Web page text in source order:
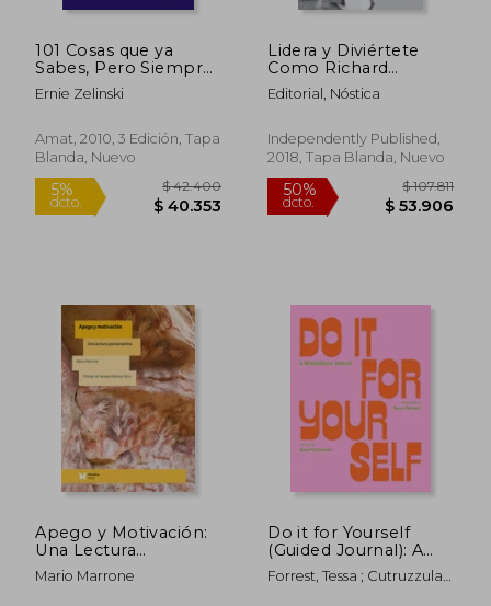
50%
dcto.
$ 134.330
$ 67.165
50%
dcto.
101 Cosas que ya
Sabes, Pero Siempre
Olvidas: El Arte de
Vivir en un Mundo
Ernie Zelinski
Amat, 2010, 3 Edición, Tapa
Blanda, Nuevo
Lidera y Diviértete
Como Richard
Branson: El Secreto
de las Empresas
Editorial, Nóstica
Independently Published,
2018, Tapa Blanda, Nuevo
Apego y Motivación:
Una Lectura
Psicoanalítica
Mario Marrone
Do it for Yourself
(Guided Journal): A
Motivational Journal
(Start Before You’Re
Forrest, Tessa ; Cutruzzula,